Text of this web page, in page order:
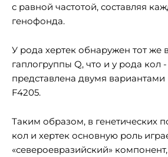
с равной частотой, составляя
генофонда.
У рода хертек обнаружен тот же
гаплогруппы Q, что и у рода кол
представлена двумя вариантами
F4205.
Таким образом, в генетических
кол и хертек основную роль
«североевразийский»